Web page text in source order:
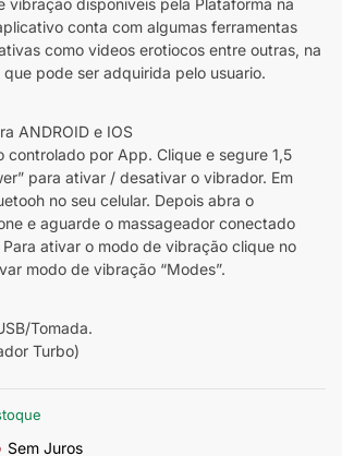
conta com algumas ferramentas
como videos erotiocos entre outras, na
pode ser adquirida pelo usuario.
ANDROID e IOS
controlado por App. Clique e segure 1,5
para ativar / desativar o vibrador. Em
no seu celular. Depois abra o
e aguarde o massageador conectado
ativar o modo de vibração clique no
modo de vibração “Modes”.
Tomada.
Turbo)
Sem Juros